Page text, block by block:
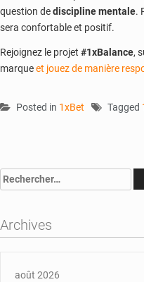
question dediscipline mentale.
sera confortable et positif.
Rejoignez le projet #1xBalance,
marqueet jouez de manière
Posted in 1xBet Tagged
Rechercher :
Archives
août 2026